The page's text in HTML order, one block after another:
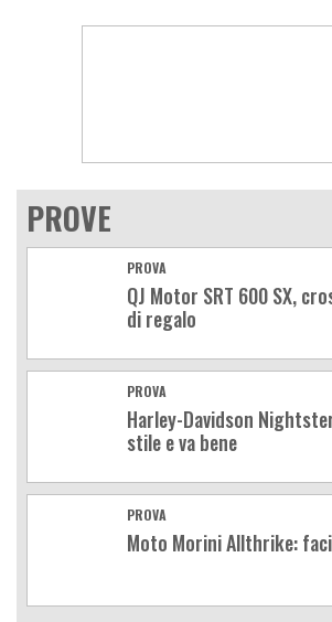
PROVE
PROVA
QJ Motor SRT 600 SX,
di regalo
PROVA
Harley-Davidson
stile e va bene
PROVA
Moto Morini Allthrike: